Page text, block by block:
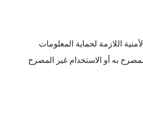
اللازمة لحماية المعلومات
به أو الاستخدام غير المصرح